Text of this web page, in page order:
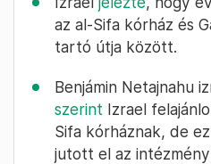
az al-Sifa kórház és
tartó útja között.
Benjámin Netajnahu
szerint Izrael
Sifa kórháznak, de
jutott el az